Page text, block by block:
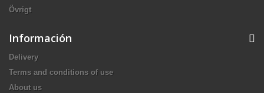
Övrigt
Información
Delivery
Terms and conditions of use
About us